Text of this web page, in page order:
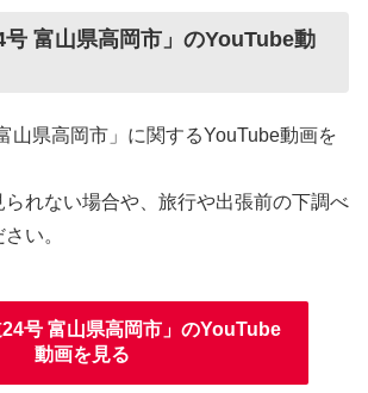
号 富山県高岡市」のYouTube動
山県高岡市」に関するYouTube動画を
られない場合や、旅行や出張前の下調べ
い。
号 富山県高岡市」のYouTube
動画を見る